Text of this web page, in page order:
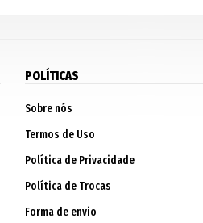
POLÍTICAS
Sobre nós
Termos de Uso
Política de Privacidade
Política de Trocas
Forma de envio